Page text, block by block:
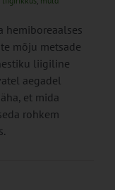
hemiboreaalses
mõju metsade
liigiline
aegadel
et mida
rohkem